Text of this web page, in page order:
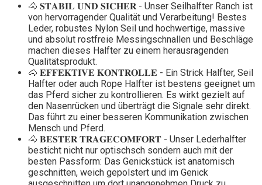
🐴 𝐒𝐓𝐀𝐁𝐈𝐋 𝐔𝐍𝐃 𝐒𝐈𝐂𝐇𝐄𝐑 - Unser Seilhalfter Ranch ist
von hervorragender Qualität und Verarbeitung! Bestes
Leder, robustes Nylon Seil und hochwertige, massive
und absolut rostfreie Messingschnallen und Beschläge
machen dieses Halfter zu einem herausragenden
Qualitätsprodukt.
🐴 𝐄𝐅𝐅𝐄𝐊𝐓𝐈𝐕𝐄 𝐊𝐎𝐍𝐓𝐑𝐎𝐋𝐋𝐄 - Ein Strick Halfter, Seil
Halfter oder auch Rope Halfter ist bestens geeignet um
das Pferd sicher zu kontrollieren. Es wirkt gezielt auf
den Nasenrücken und überträgt die Signale sehr direkt.
Das führt zu einer besseren Kommunikation zwischen
Mensch und Pferd.
🐴 𝐁𝐄𝐒𝐓𝐄𝐑 𝐓𝐑𝐀𝐆𝐄𝐂𝐎𝐌𝐅𝐎𝐑𝐓 - Unser Lederhalfter
besticht nicht nur optischsch sondern auch mit der
besten Passform: Das Genickstück ist anatomisch
geschnitten, weich gepolstert und im Genick